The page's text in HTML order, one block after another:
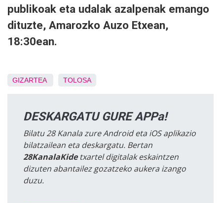
publikoak eta udalak azalpenak emango
dituzte, Amarozko Auzo Etxean,
18:30ean.
GIZARTEA TOLOSA
DESKARGATU GURE APPa!
Bilatu 28 Kanala zure Android eta iOS aplikazio
bilatzailean eta deskargatu. Bertan
28KanalaKidetxartel digitalak eskaintzen
dizuten abantailez gozatzeko aukera izango
duzu.